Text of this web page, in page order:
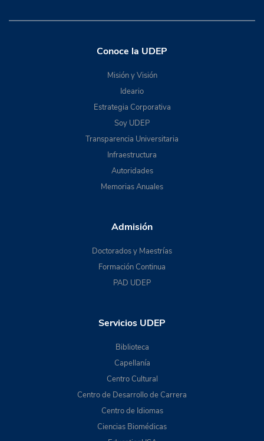
Conoce la UDEP
Misión y Visión
Ideario
Estrategia Corporativa
Soy UDEP
Transparencia Universitaria
Infraestructura
Autoridades
Memorias Anuales
Admisión
Doctorados y Maestrías
Formación Continua
PAD UDEP
Servicios UDEP
Biblioteca
Capellanía
Centro Cultural
Centro de Desarrollo de Carrera
Centro de Idiomas
Ciencias Biomédicas